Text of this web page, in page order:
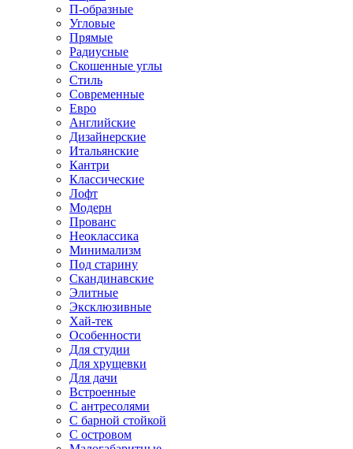
П-образные
Угловые
Прямые
Радиусные
Скошенные углы
Стиль
Современные
Евро
Английские
Дизайнерские
Итальянские
Кантри
Классические
Лофт
Модерн
Прованс
Неоклассика
Минимализм
Под старину
Скандинавские
Элитные
Эксклюзивные
Хай-тек
Особенности
Для студии
Для хрущевки
Для дачи
Встроенные
С антресолями
С барной стойкой
С островом